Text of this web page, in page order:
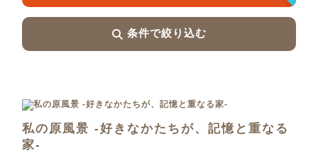
条件で絞り込む
私の原風景 -好きなかたちが、記憶と重なる
家-